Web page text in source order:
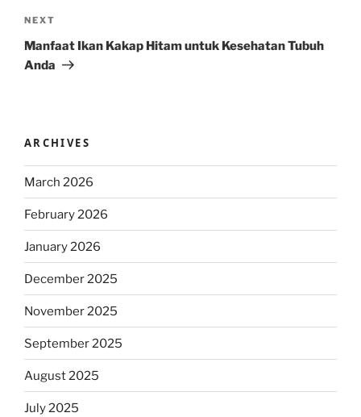
Next
Post
NEXT
Manfaat Ikan Kakap Hitam untuk Kesehatan Tubuh
Anda
ARCHIVES
March 2026
February 2026
January 2026
December 2025
November 2025
September 2025
August 2025
July 2025